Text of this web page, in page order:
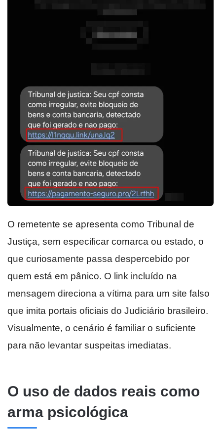
O remetente se apresenta como Tribunal de
Justiça, sem especificar comarca ou estado, o
que curiosamente passa despercebido por
quem está em pânico. O link incluído na
mensagem direciona a vítima para um site falso
que imita portais oficiais do Judiciário brasileiro.
Visualmente, o cenário é familiar o suficiente
para não levantar suspeitas imediatas.
O uso de dados reais como
arma psicológica